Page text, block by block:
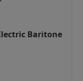
Baritone